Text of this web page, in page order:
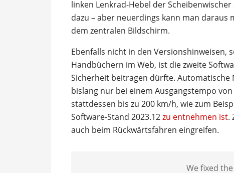
linken Lenkrad-Hebel der
dazu – aber neuerdings kann man
dem zentralen Bildschirm.
Ebenfalls nicht in den Versionshinweisen,
Handbüchern im Web, ist die zweite
Sicherheit beitragen dürfte.
bislang nur bei einem Ausgangstempo
stattdessen bis zu 200 km/h, wie zum
Software-Stand 2023.12zu entnehmen ist.
auch beim Rückwärtsfahren eingreifen.
We fixed